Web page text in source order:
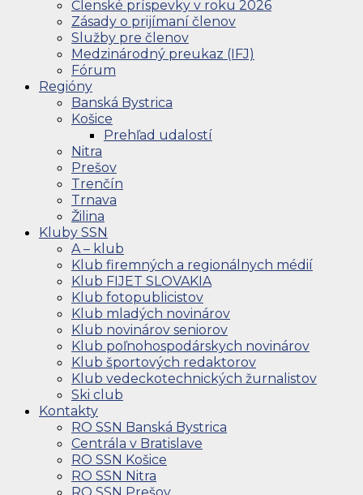
Členské príspevky v roku 2026
Zásady o prijímaní členov
Služby pre členov
Medzinárodný preukaz (IFJ)
Fórum
Regióny
Banská Bystrica
Košice
Prehľad udalostí
Nitra
Prešov
Trenčín
Trnava
Žilina
Kluby SSN
A – klub
Klub firemných a regionálnych médií
Klub FIJET SLOVAKIA
Klub fotopublicistov
Klub mladých novinárov
Klub novinárov seniorov
Klub poľnohospodárskych novinárov
Klub športových redaktorov
Klub vedeckotechnických žurnalistov
Ski club
Kontakty
RO SSN Banská Bystrica
Centrála v Bratislave
RO SSN Košice
RO SSN Nitra